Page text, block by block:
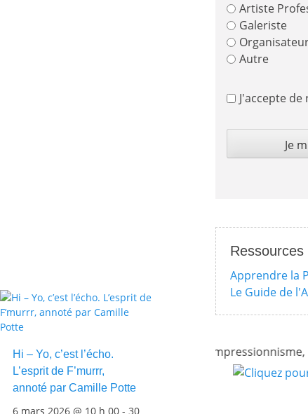
Hi – Yo, c’est l’écho.
L’esprit de F’murrr,
annoté par Camille Potte
6 mars 2026 @ 10 h 00- 30
Artiste
Galeriste
Autre
J'accepte
Apprendre la
Le Guide de
artistiques avec nos quizzes sur l'impressionnisme,